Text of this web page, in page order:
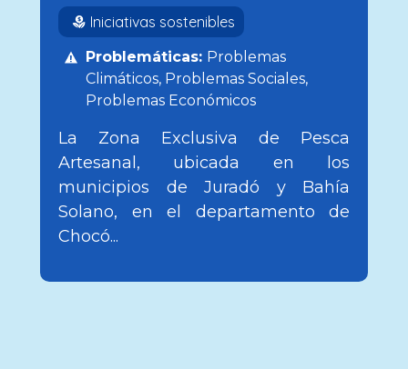
Iniciativas sostenibles
Problemáticas: Problemas
Climáticos Problemas Sociales
Problemas Económicos
La Zona Exclusiva de Pesca
Artesanal, ubicada en los
municipios de Juradó y Bahía
Solano, en el departamento de
Chocó...